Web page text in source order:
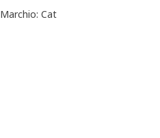
Marchio: Cat